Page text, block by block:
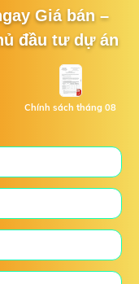
Giá bán –
đầu tư dự án
Chính sách tháng 08